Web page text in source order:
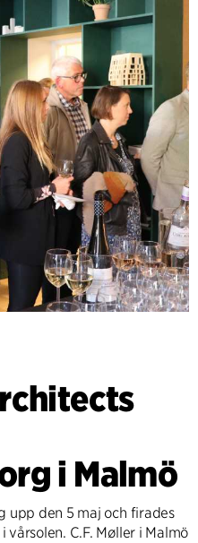
i Malmö
upp den 5 maj och firades
C.F. Møller i Malmö